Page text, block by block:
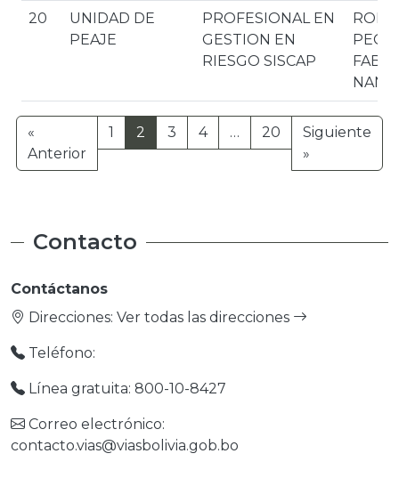
20
UNIDAD DE
PEAJE
PROFESIONAL EN
GESTION EN
RIESGO SISCAP
PECA
«
Anterior
1 2 3 4 … 20
Siguiente
»
Contacto
Contáctanos
Direcciones: Ver todas las direcciones
Teléfono:
Línea gratuita: 800-10-8427
Correo electrónico:
contacto.vias@viasbolivia.gob.bo